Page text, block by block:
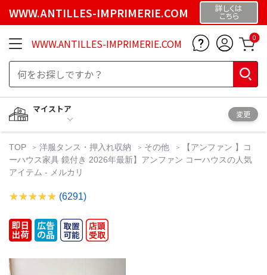
WWW.ANTILLES-IMPRIMERIE.COM 詳しくは
こちら
WWW.ANTILLES-IMPRIMERIE.COM 0
マイストア
変更
TOP 洋服タンス・押入れ収納 その他
【アンファン 】コ
ーハウス家具 鏡付き 2026年最新】アンファン コーハウスの人気
アイテム - メルカリ
(6291)